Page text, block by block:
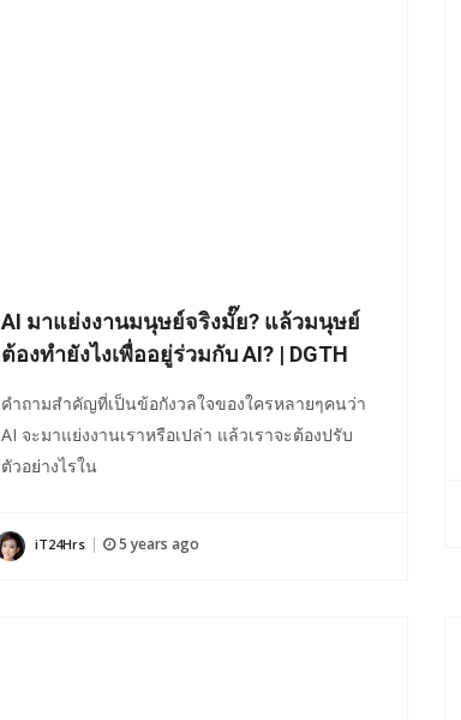
AI มาแย่งงานมนุษย์จริงมั๊ย? แล้วมนุษย์
ต้องทำยังไงเพื่ออยู่ร่วมกับ AI? | DGTH
คำถามสำคัญที่เป็นข้อกังวลใจของใครหลายๆคนว่า
AI จะมาแย่งงานเราหรือเปล่า แล้วเราจะต้องปรับ
ตัวอย่างไรใน
iT24Hrs 5 years ago